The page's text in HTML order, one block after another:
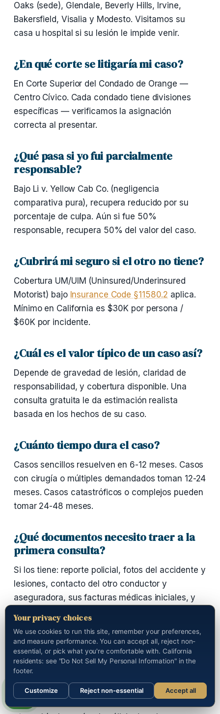
Oaks (sede), Glendale, Beverly Hills, Irvine,
Bakersfield, Visalia y Modesto. Visitamos su
casa u hospital si su lesión le impide venir.
¿En qué corte se litigaría mi caso?
En Corte Superior del Condado de Orange —
Centro Cívico. Cada condado tiene divisiones
específicas — verificamos la asignación
correcta al presentar.
¿Qué pasa si yo fui parcialmente
responsable?
Bajo Li v. Yellow Cab Co. (negligencia
comparativa pura), recupera reducido por su
porcentaje de culpa. Aún si fue 50%
responsable, recupera 50% del valor del caso.
¿Cubrirá mi seguro si el otro no tiene?
Cobertura UM/UIM (Uninsured/Underinsured
Motorist) bajo Insurance Code §11580.2 aplica.
Mínimo en California es $30K por persona /
$60K por incidente.
¿Cuál es el valor típico de un caso así?
Depende de gravedad de lesión, claridad de
responsabilidad, y cobertura disponible. Una
consulta gratuita le da estimación realista
basada en los hechos de su caso.
¿Cuánto tiempo dura el caso?
Casos sencillos resuelven en 6-12 meses. Casos
con cirugía o múltiples demandados toman 12-24
meses. Casos catastróficos o complejos pueden
tomar 24-48 meses.
¿Qué documentos necesito traer a la
primera consulta?
Si los tiene: reporte policial, fotos del accidente y
lesiones, contacto del otro conductor y
aseguradora, sus facturas médicas iniciales, y
preocupe — empezamos con la conversación.
¿Puedo recuperar si era pasajero?
Sí. Los pasajeros casi siempre recuperan — son
víctimas sin culpa contributiva. Puede demandar
Your privacy choices
We use cookies to run this site, remember your preferences,
and measure performance. You can accept all, reject non-
essential, or pick what you're comfortable with. California
residents: see "Do Not Sell My Personal Information" in the
footer.
Customize Reject non-essential Accept all
Sections